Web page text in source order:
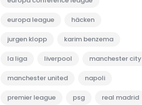
europa league häcken
jurgen klopp karim benzema
la liga liverpool manchester city
manchester united napoli
premier league psg real madrid